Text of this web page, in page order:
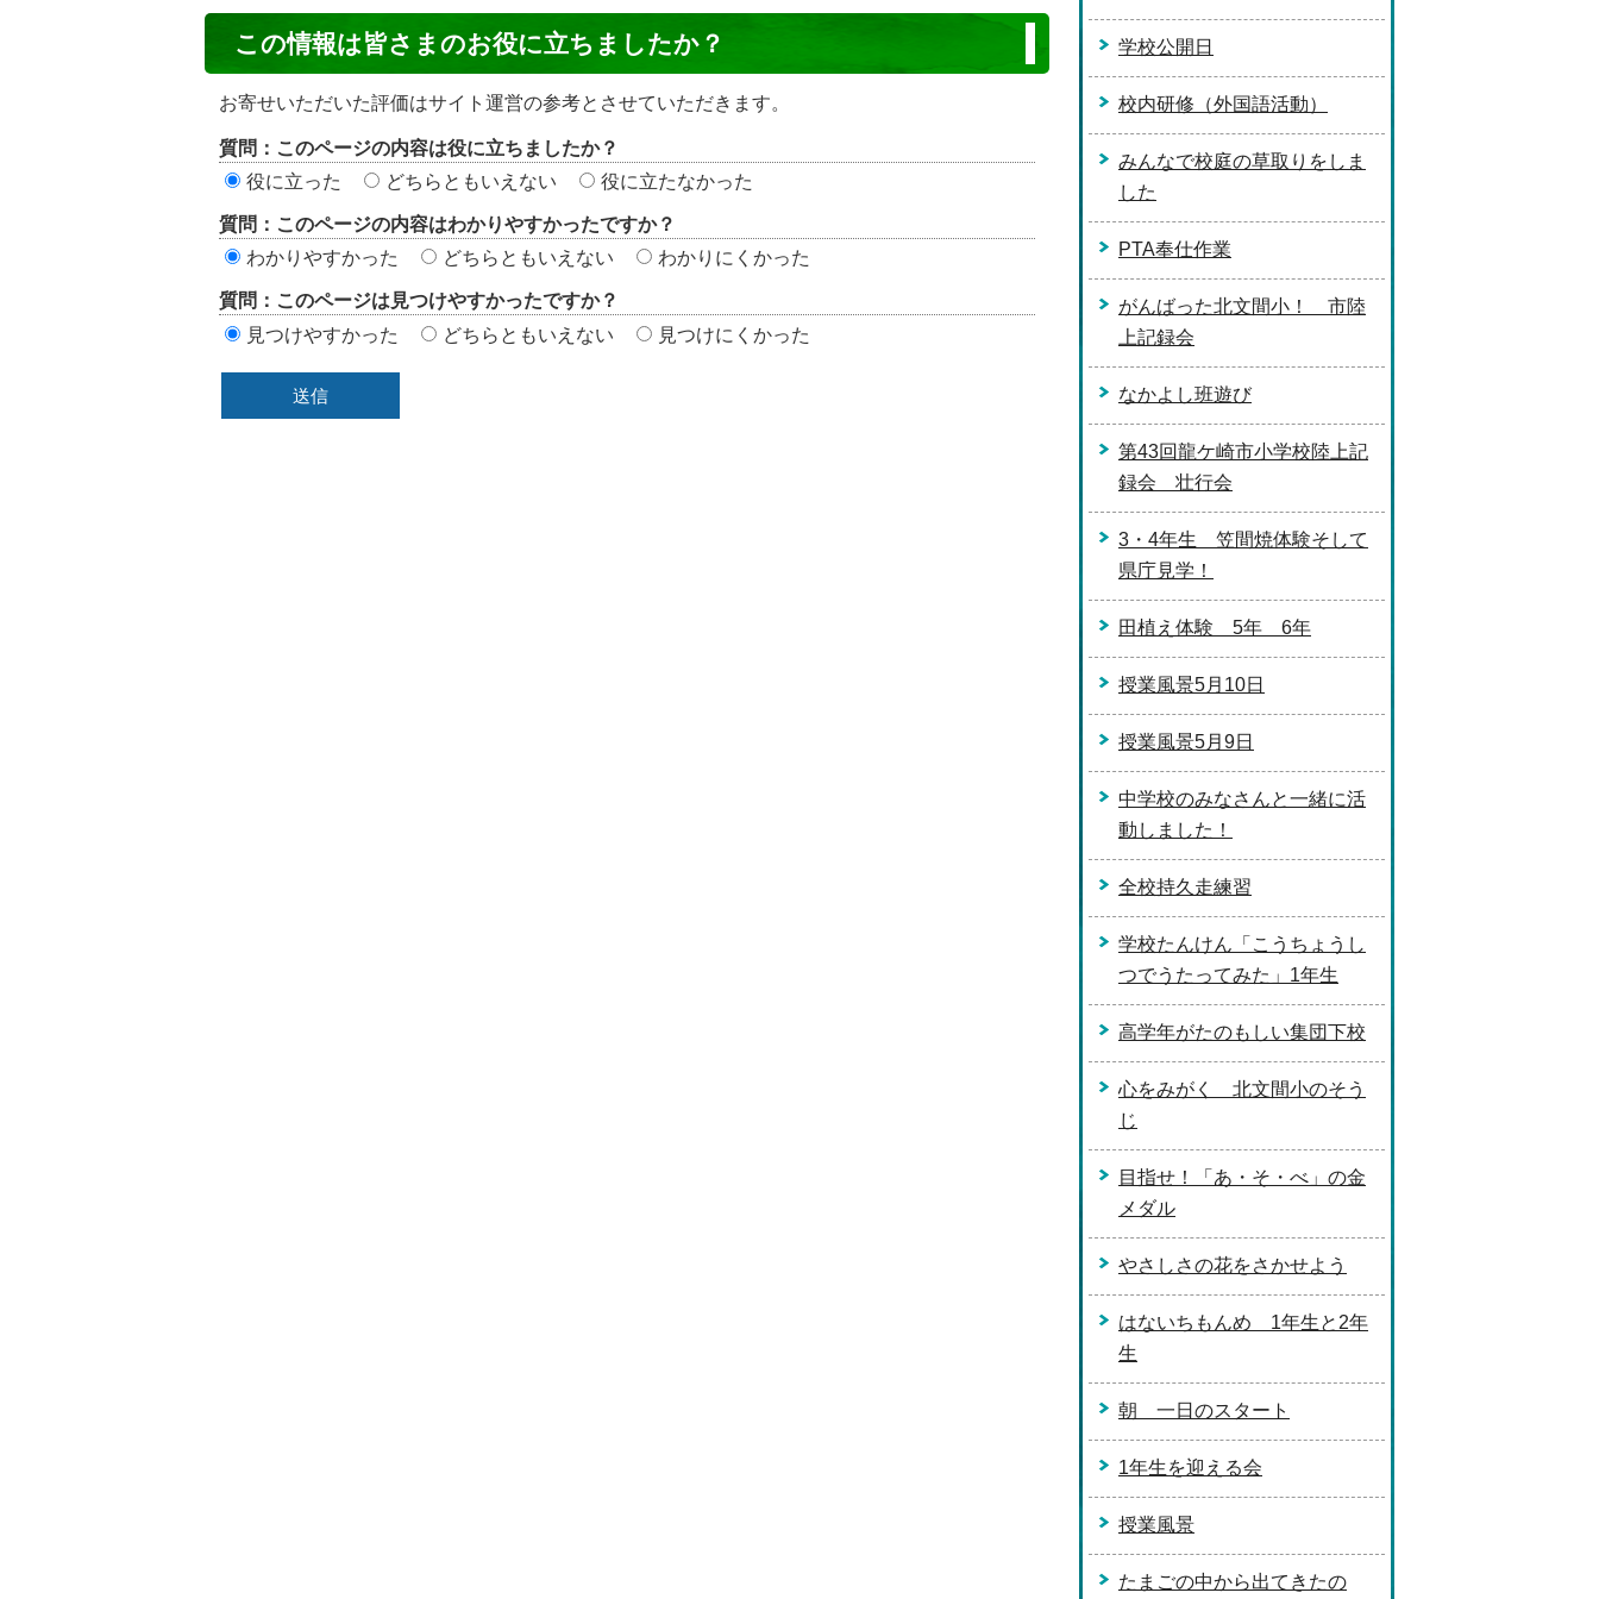
ン
テ
ン
ツ
価
リ
ア
この情報は皆さまのお役に立ちましたか？
お寄せいただいた評価はサイト運営の参考とさせていただきます。
質問：このページの内容は役に立ちましたか？
役に立った
どちらともいえない 役に立たなかった
質問：このページの内容はわかりやすかったですか？
わかりやすかった
どちらともいえない わかりにくかった
質問：このページは見つけやすかったですか？
見つけやすかった
どちらともいえない 見つけにくかった
学校公開日
校内研修（外国語活動）
みんなで校庭の草取りをしま
した
PTA奉仕作業
がんばった北文間小！ 市陸
上記録会
なかよし班遊び
第43回龍ケ崎市小学校陸上記
録会 壮行会
3・4年生 笠間焼体験そして
県庁見学！
田植え体験 5年 6年
授業風景5月10日
授業風景5月9日
中学校のみなさんと一緒に活
動しました！
全校持久走練習
学校たんけん「こうちょうし
つでうたってみた」1年生
高学年がたのもしい集団下校
心をみがく 北文間小のそう
じ
目指せ！「あ・そ・べ」の金
メダル
やさしさの花をさかせよう
はないちもんめ 1年生と2年
生
朝 一日のスタート
1年生を迎える会
授業風景
たまごの中から出てきたの